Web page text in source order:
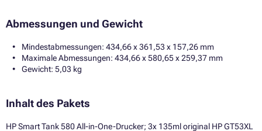
Abmessungen und Gewicht
Mindestabmessungen: 434,66 x 361,53 x 157,26 mm
Maximale Abmessungen: 434,66 x 580,65 x 259,37 mm
Gewicht: 5,03 kg
Inhalt des Pakets
HP Smart Tank 580 All-in-One-Drucker; 3x 135ml original HP GT53XL